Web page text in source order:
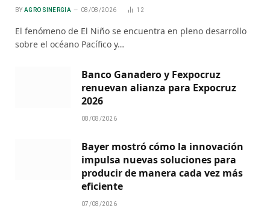
BY AGRO SINERGIA 08/08/2026 12
El fenómeno de El Niño se encuentra en pleno desarrollo
sobre el océano Pacífico y…
Banco Ganadero y Fexpocruz
renuevan alianza para Expocruz
2026
08/08/2026
Bayer mostró cómo la innovación
impulsa nuevas soluciones para
producir de manera cada vez más
eficiente
07/08/2026